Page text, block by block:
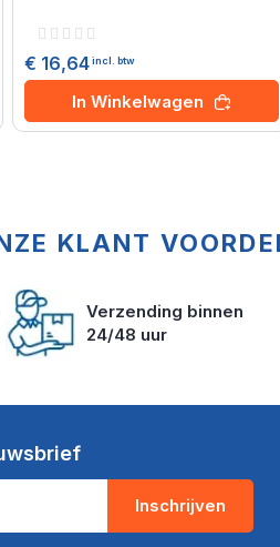
Rating:
€ 16,64 incl. btw
In Winkelwagen
KLANT
Verzending binnen
24/48 uur
Inschrijven